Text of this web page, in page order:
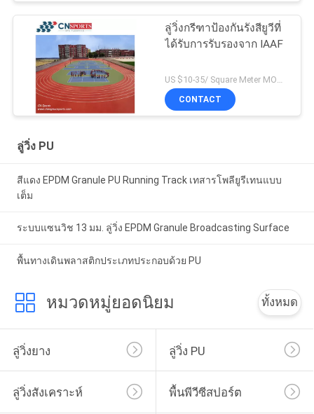
ลู่วิ่งกรีฑาป้องกันรังสียูวีที่
ได้รับการรับรองจาก IAAF
CONTACT
ลู่วิ่ง PU
สีแดง EPDM Granule PU Running Track เทสารโพลียูรีเทนแบบ
เต็ม
ระบบแซนวิช 13 มม. ลู่วิ่ง EPDM Granule Broadcasting Surface
พื้นทางเดินพลาสติกประเภทประกอบด้วย PU
หมวดหมู่ยอดนิยม ทั้งหมด
ลู่วิ่งยาง ลู่วิ่ง PU
ลู่วิ่งสังเคราะห์ พื้นพีวีซีสปอร์ต